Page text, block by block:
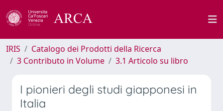
IRIS
Catalogo dei Prodotti della Ricerca
3 Contributo in Volume
3.1 Articolo su libro
I pionieri degli studi giapponesi in
Italia